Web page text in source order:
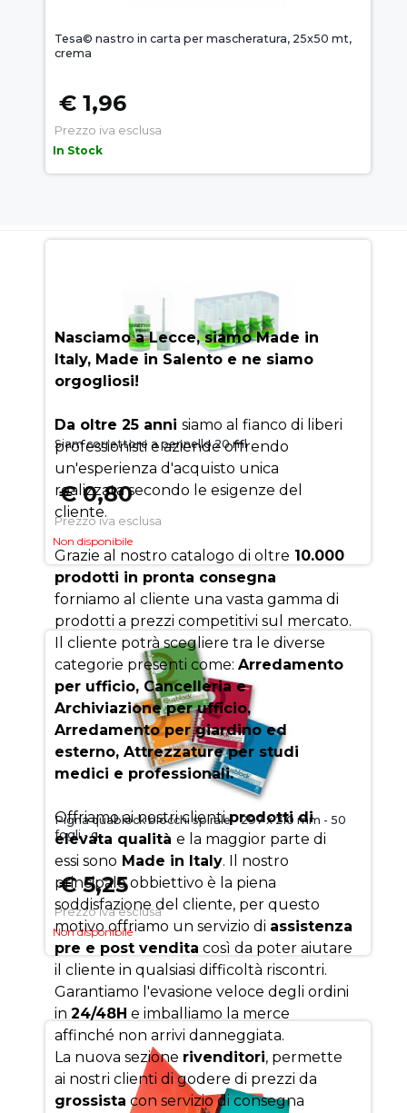
Tesa© nastro in carta per mascheratura, 25x50 mt,
crema
€ 1,96
Prezzo iva esclusa
In Stock
Siam correttore a pennello 20 ml
€ 0,80
Prezzo iva esclusa
Non disponibile
Pigna quablock blocchi spirale - 297 x 210 mm - 50
fogli - q
€ 5,25
Prezzo iva esclusa
Non disponibile
SUCCESSO
Nasciamo a Lecce, siamo Made in
Italy, Made in Salento e ne siamo
orgogliosi!
Da oltre 25 anni siamo al fianco di liberi
professionisti e aziende offrendo
un'esperienza d'acquisto unica
realizzata secondo le esigenze del
cliente.
Grazie al nostro catalogo di oltre 10.000
prodotti in pronta consegna
forniamo al cliente una vasta gamma di
prodotti a prezzi competitivi sul mercato.
Il cliente potrà scegliere tra le diverse
categorie presenti come: Arredamento
per ufficio, Cancelleria e
Archiviazione per ufficio,
Arredamento per giardino ed
esterno, Attrezzature per studi
medici e professionali.
Offriamo ai nostri clientiprodotti di
elevata qualità e la maggior parte di
essi sono Made in Italy. Il nostro
principale obbiettivo è la piena
soddisfazione del cliente, per questo
motivo offriamo un servizio di assistenza
pre e post vendita così da poter aiutare
il cliente in qualsiasi difficoltà riscontri.
Garantiamo l'evasione veloce degli ordini
in 24/48H e imballiamo la merce
affinché non arrivi danneggiata.
La nuova sezione rivenditori, permette
ai nostri clienti di godere di prezzi da
grossista con servizio di consegna